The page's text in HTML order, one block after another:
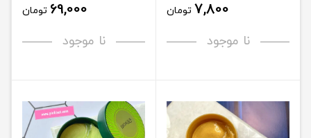
7,800 تومان
نا موجود
69,000 تومان
نا موجود